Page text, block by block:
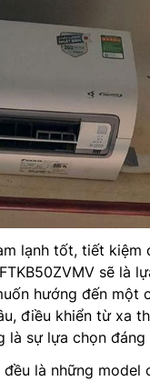
lạnh tốt, tiết kiệm
FTKB50ZVMV sẽ là
hướng đến một
điều khiển từ xa
là sự lựa chọn đáng
đều là những